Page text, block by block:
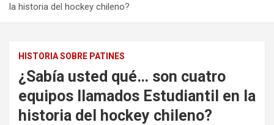
la historia del hockey chileno?
HISTORIA SOBRE PATINES
¿Sabía usted qué… son cuatro
equipos llamados Estudiantil en la
historia del hockey chileno?